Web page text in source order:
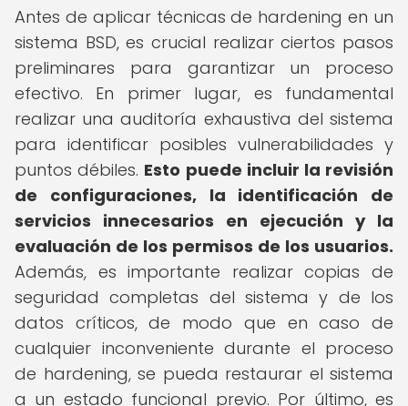
Antes de aplicar técnicas de hardening en un
sistema BSD, es crucial realizar ciertos pasos
preliminares para garantizar un proceso
efectivo. En primer lugar, es fundamental
realizar una auditoría exhaustiva del sistema
para identificar posibles vulnerabilidades y
puntos débiles. Esto puede incluir la revisión
de configuraciones, la identificación de
servicios innecesarios en ejecución y la
evaluación de los permisos de los usuarios.
Además, es importante realizar copias de
seguridad completas del sistema y de los
datos críticos, de modo que en caso de
cualquier inconveniente durante el proceso
de hardening, se pueda restaurar el sistema
a un estado funcional previo. Por último, es